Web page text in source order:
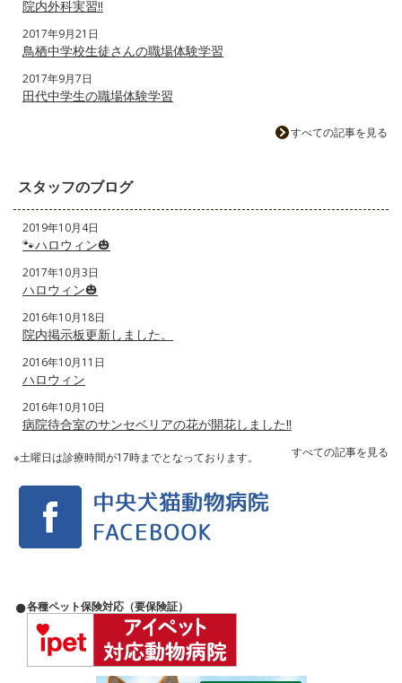
院内外科実習‼️
2017年9月21日
鳥栖中学校生徒さんの職場体験学習
2017年9月7日
田代中学生の職場体験学習
すべての記事を見る
スタッフのブログ
2019年10月4日
🐾ハロウィン🎃
2017年10月3日
ハロウィン🎃
2016年10月18日
院内掲示板更新しました。
2016年10月11日
ハロウィン
2016年10月10日
病院待合室のサンセベリアの花が開花しました‼️
すべての記事を見る
※土曜日は診療時間が17時までとなっております。
各種ペット保険対応（要保険証）